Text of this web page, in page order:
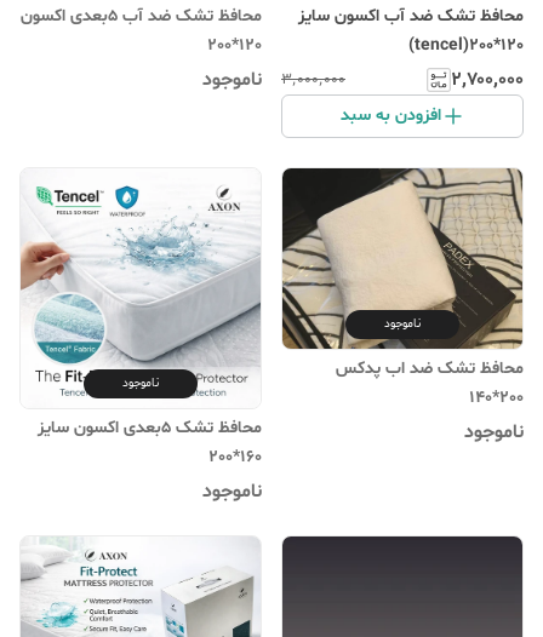
محافظ تشک ضد آب اکسون سایز
120*200(tencel)
۲٬۷۰۰٬۰۰۰ ۳٬۰۰۰٬۰۰۰
افزودن به سبد
محافظ تشک ضد آب 5بعدی اکسون
120*200
ناموجود
ناموجود
محافظ تشک ضد اب پدکس
200*140
ناموجود
ناموجود
محافظ تشک 5بعدی اکسون سایز
160*200
ناموجود